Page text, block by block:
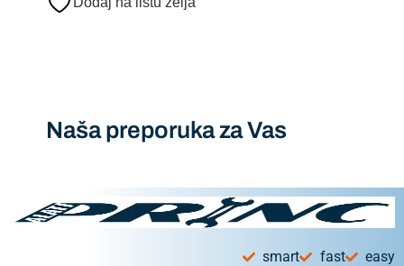
Naša preporuka za Vas
smart fast easy